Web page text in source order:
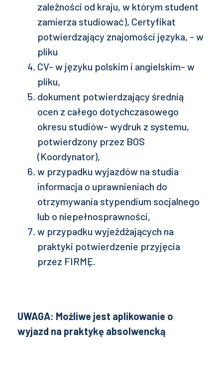
zależności od kraju, w którym student
zamierza studiować), Certyfikat
potwierdzający znajomości języka, - w
pliku
CV- w języku polskim i angielskim- w
pliku,
dokument potwierdzający średnią
ocen z całego dotychczasowego
okresu studiów- wydruk z systemu,
potwierdzony przez BOS
(Koordynator),
w przypadku wyjazdów na studia
informacja o uprawnieniach do
otrzymywania stypendium socjalnego
lub o niepełnosprawności,
w przypadku wyjeżdżających na
praktyki potwierdzenie przyjęcia
przez FIRMĘ.
UWAGA: Możliwe jest aplikowanie o
wyjazd na praktykę absolwencką